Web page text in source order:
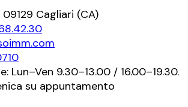
09129 Cagliari (CA)
Lun–Ven 9.30–13.00 / 16.00–19.30.
su appuntamento